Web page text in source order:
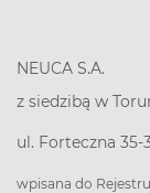
NEUCA S.A.
z siedzibą w
ul. Forteczna 35-
wpisana do